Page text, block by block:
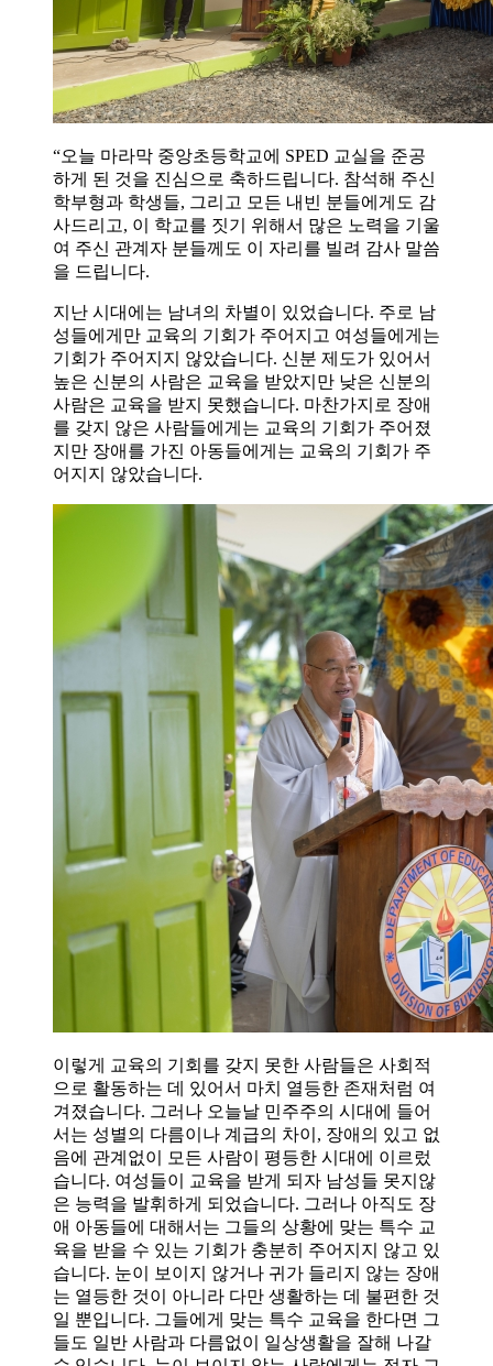
“오늘 마라막 중앙초등학교에 SPED 교실을 준공
하게 된 것을 진심으로 축하드립니다. 참석해 주신
학부형과 학생들, 그리고 모든 내빈 분들에게도 감
사드리고, 이 학교를 짓기 위해서 많은 노력을 기울
여 주신 관계자 분들께도 이 자리를 빌려 감사 말씀
을 드립니다.
지난 시대에는 남녀의 차별이 있었습니다. 주로 남
성들에게만 교육의 기회가 주어지고 여성들에게는
기회가 주어지지 않았습니다. 신분 제도가 있어서
높은 신분의 사람은 교육을 받았지만 낮은 신분의
사람은 교육을 받지 못했습니다. 마찬가지로 장애
를 갖지 않은 사람들에게는 교육의 기회가 주어졌
지만 장애를 가진 아동들에게는 교육의 기회가 주
어지지 않았습니다.
이렇게 교육의 기회를 갖지 못한 사람들은 사회적
으로 활동하는 데 있어서 마치 열등한 존재처럼 여
겨졌습니다. 그러나 오늘날 민주주의 시대에 들어
서는 성별의 다름이나 계급의 차이, 장애의 있고 없
음에 관계없이 모든 사람이 평등한 시대에 이르렀
습니다. 여성들이 교육을 받게 되자 남성들 못지않
은 능력을 발휘하게 되었습니다. 그러나 아직도 장
애 아동들에 대해서는 그들의 상황에 맞는 특수 교
육을 받을 수 있는 기회가 충분히 주어지지 않고 있
습니다. 눈이 보이지 않거나 귀가 들리지 않는 장애
는 열등한 것이 아니라 다만 생활하는 데 불편한 것
일 뿐입니다. 그들에게 맞는 특수 교육을 한다면 그
들도 일반 사람과 다름없이 일상생활을 잘해 나갈